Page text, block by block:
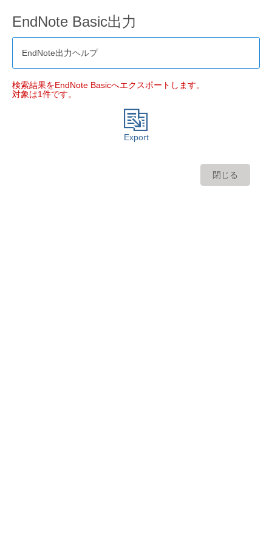
EndNote Basic出力
EndNote出力ヘルプ
検索結果をEndNote Basicへエクスポートします。
対象は1件です。
Export